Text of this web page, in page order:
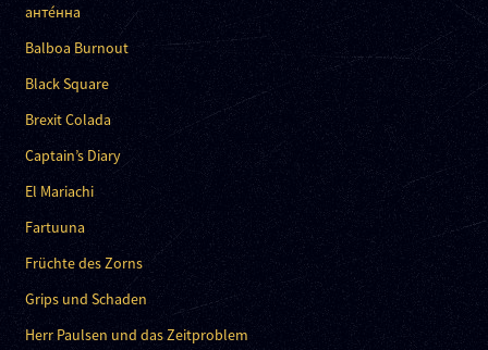
анте́нна
Balboa Burnout
Black Square
Brexit Colada
Captain’s Diary
El Mariachi
Fartuuna
Früchte des Zorns
Grips und Schaden
Herr Paulsen und das Zeitproblem